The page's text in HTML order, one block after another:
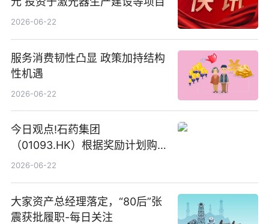
2026-06-22
服务消费韧性凸显 政策加持结构
性机遇
2026-06-22
今日观点!石药集团
（01093.HK）根据奖励计划购
回580万股
2026-06-22
大家资产总经理落定，“80后”张
震获批履职-每日关注